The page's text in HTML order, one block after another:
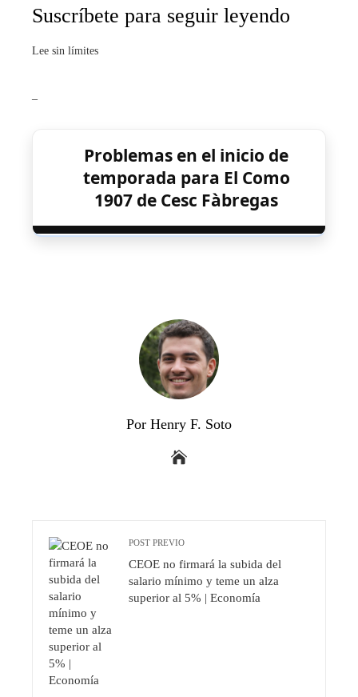
Suscríbete para seguir leyendo
Lee sin límites
Problemas en el inicio de
temporada para El Como
1907 de Cesc Fàbregas
Por Henry F. Soto
POST PREVIO
CEOE no firmará la subida del
salario mínimo y teme un alza
superior al 5% | Economía